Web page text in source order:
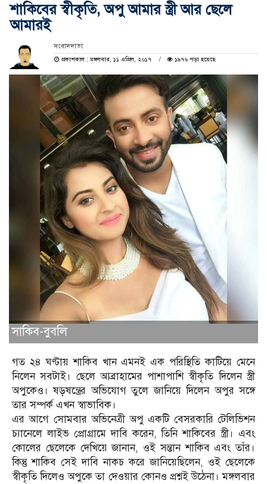
শাকিবের স্বীকৃতি, অপু আমার স্ত্রী আর ছেলে
আমারই
সংবাদদাতা
প্রকাশকাল : মঙ্গলবার, ১১ এপ্রিল, ২০১৭
১৯৭৬ পড়া হয়েছে
সাকিব-বুবলি
গত ২৪ ঘণ্টায় শাকিব খান এমনই এক পরিস্থিতি কাটিয়ে মেনে
নিলেন সবটাই। ছেলে আব্রাহামের পাশাপাশি স্বীকৃতি দিলেন স্ত্রী
অপুকেও। ষড়ষন্ত্রের অভিযোগ তুলে জানিয়ে দিলেন অপুর সঙ্গে
তার সম্পর্ক এখন স্বাভাবিক।
এর আগে সোমবার অভিনেত্রী অপু একটি বেসরকারি টেলিভিশন
চ্যানেলে লাইভ প্রোগ্রামে দাবি করেন, তিনি শাকিবের স্ত্রী। এবং
কোলের ছেলেকে দেখিয়ে জানান, ওই সন্তান শাকিব এবং তাঁর।
কিন্তু শাকিব সেই দাবি নাকচ করে জানিয়েছিলেন, ওই ছেলেকে
স্বীকৃতি দিলেও অপুকে তা দেওয়ার কোনও প্রশ্নই উঠেনা। মঙ্গলবার